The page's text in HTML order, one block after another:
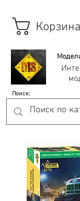
Корзина
Поиск: